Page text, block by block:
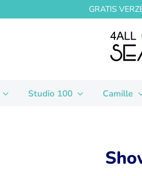
GRATIS
Studio 100 Camille